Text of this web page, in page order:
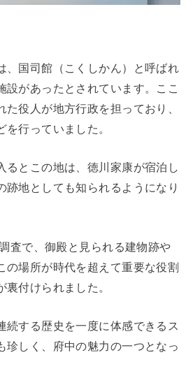
、国司館（こくしかん）と呼ばれ
設があったとされています。ここ
た役人が地方行政を担っており、
行っていました。
るとこの地は、徳川家康が宿泊し
跡地としても知られるようになり
査で、御殿と見られる建物跡や
の場所が時代を超えて重要な役割
裏付けられました。
続する歴史を一度に体感できるス
珍しく、府中の魅力の一つとなっ